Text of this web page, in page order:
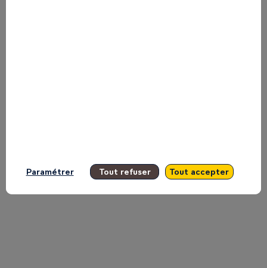
histoires
africaines
Paramétrer Tout refuser Tout accepter